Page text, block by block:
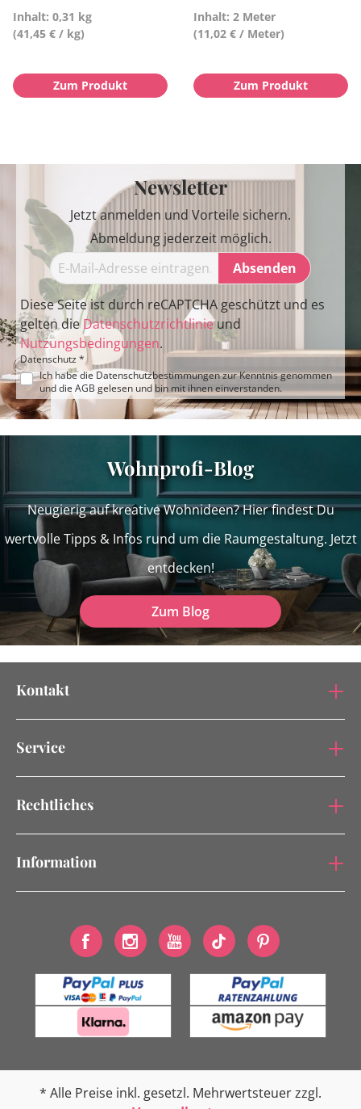
Inhalt: 0,31 kg
(41,45 € / kg)
Zum Produkt
Inhalt: 2 Meter
(11,02 € / Meter)
Zum Produkt
Newsletter
Jetzt anmelden und Vorteile sichern.
Abmeldung jederzeit möglich.
Absenden
Diese Seite ist durch reCAPTCHA geschützt und es
gelten dieDatenschutzrichtlinieund
Nutzungsbedingungen.
Datenschutz *
Ich habe die Datenschutzbestimmungenzur Kenntnis genommen
und die AGB gelesen und bin mit ihnen einverstanden.
Wohnprofi-Blog
Neugierig auf kreative Wohnideen? Hier findest Du
wertvolle Tipps & Infos rund um die Raumgestaltung. Jetzt
entdecken!
Zum Blog
Kontakt
Service
Rechtliches
Information
* Alle Preise inkl. gesetzl. Mehrwertsteuer zzgl.